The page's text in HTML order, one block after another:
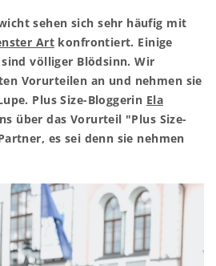
sehen sich sehr häufig mit
Art konfrontiert. Einige
völliger Blödsinn. Wir
Vorurteilen an und nehmen sie
Plus Size-Bloggerin Ela
über das Vorurteil "Plus Size-
es sei denn sie nehmen